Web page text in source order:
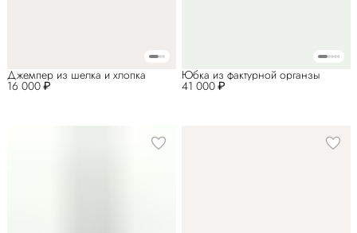
16 000 ₽
Джемпер из шелка и хлопка
41 000 ₽
Юбка из фактурной органзы